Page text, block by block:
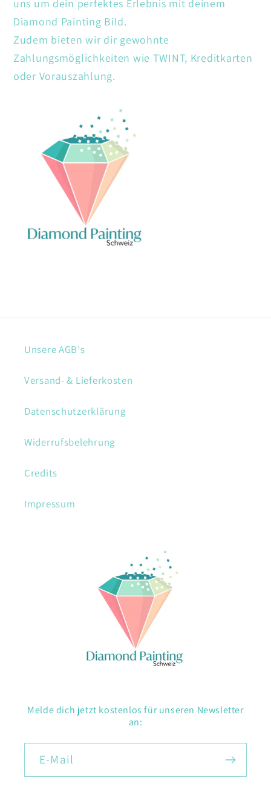
uns um dein perfektes Erlebnis mit deinem
Diamond Painting Bild.
Zudem bieten wir dir gewohnte
Zahlungsmöglichkeiten wie TWINT, Kreditkarten
oder Vorauszahlung.
Unsere AGB's
Versand- & Lieferkosten
Datenschutzerklärung
Widerrufsbelehrung
Credits
Impressum
Melde dich jetzt kostenlos für unseren Newsletter
an:
E-Mail